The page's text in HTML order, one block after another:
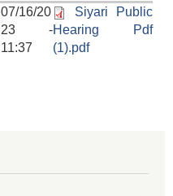
07/16/20
23 -
11:37
Siyari Public
Hearing Pdf
(1).pdf